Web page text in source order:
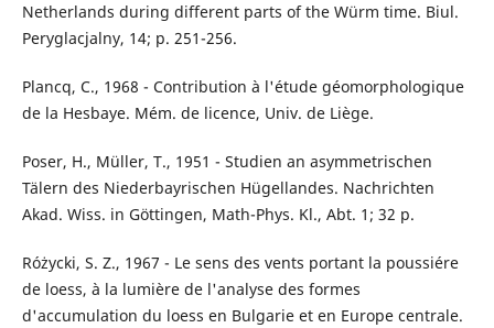
Netherlands during different parts of the Würm time. Biul.
Peryglacjalny, 14; p. 251-256.
Plancq, C., 1968 - Contribution à l'étude géomorphologique
de la Hesbaye. Mém. de licence, Univ. de Liège.
Poser, H., Müller, T., 1951 - Studien an asymmetrischen
Tälern des Niederbayrischen Hügellandes. Nachrichten
Akad. Wiss. in Göttingen, Math-Phys. Kl., Abt. 1; 32 p.
Różycki, S. Z., 1967 - Le sens des vents portant la poussiére
de loess, à la lumière de l'analyse des formes
d'accumulation du loess en Bulgarie et en Europe centrale.